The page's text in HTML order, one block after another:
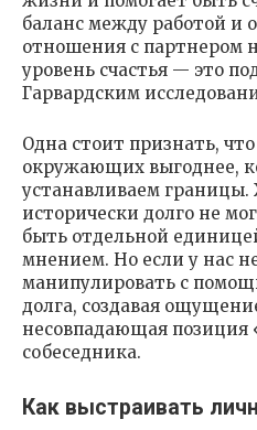
баланс между работой и
отношения с партнером
уровень счастья — это
Гарвардским
Одна стоит признать,
окружающих выгоднее,
устанавливаем
исторически долго не
быть отдельной
мнением. Но если у нас
манипулировать с
долга, создавая
несовпадающая позиция
собеседника.
Как выстраивать